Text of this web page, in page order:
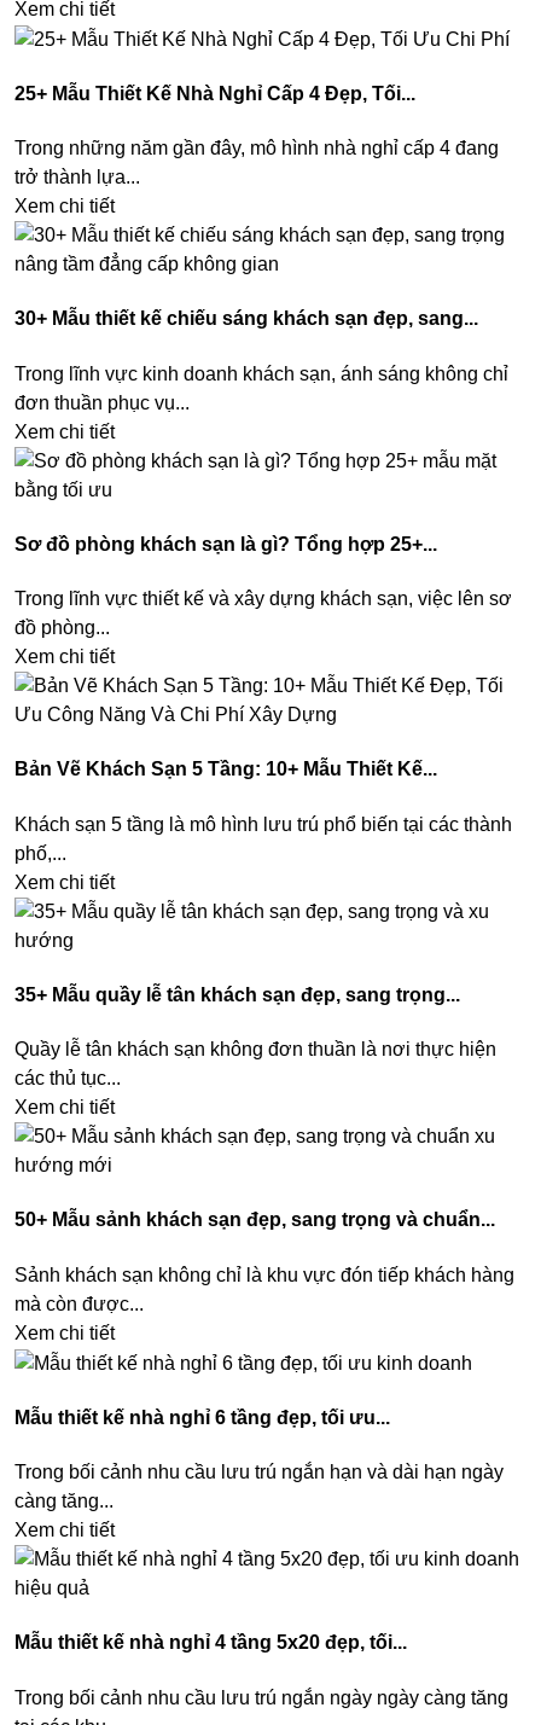
Xem chi tiết
25+ Mẫu Thiết Kế Nhà Nghỉ Cấp 4 Đẹp, Tối...
Trong những năm gần đây, mô hình nhà nghỉ cấp 4 đang
trở thành lựa...
Xem chi tiết
30+ Mẫu thiết kế chiếu sáng khách sạn đẹp, sang...
Trong lĩnh vực kinh doanh khách sạn, ánh sáng không chỉ
đơn thuần phục vụ...
Xem chi tiết
Sơ đồ phòng khách sạn là gì? Tổng hợp 25+...
Trong lĩnh vực thiết kế và xây dựng khách sạn, việc lên sơ
đồ phòng...
Xem chi tiết
Bản Vẽ Khách Sạn 5 Tầng: 10+ Mẫu Thiết Kế...
Khách sạn 5 tầng là mô hình lưu trú phổ biến tại các thành
phố,...
Xem chi tiết
35+ Mẫu quầy lễ tân khách sạn đẹp, sang trọng...
Quầy lễ tân khách sạn không đơn thuần là nơi thực hiện
các thủ tục...
Xem chi tiết
50+ Mẫu sảnh khách sạn đẹp, sang trọng và chuẩn...
Sảnh khách sạn không chỉ là khu vực đón tiếp khách hàng
mà còn được...
Xem chi tiết
Mẫu thiết kế nhà nghỉ 6 tầng đẹp, tối ưu...
Trong bối cảnh nhu cầu lưu trú ngắn hạn và dài hạn ngày
càng tăng...
Xem chi tiết
Mẫu thiết kế nhà nghỉ 4 tầng 5x20 đẹp, tối...
Trong bối cảnh nhu cầu lưu trú ngắn ngày ngày càng tăng